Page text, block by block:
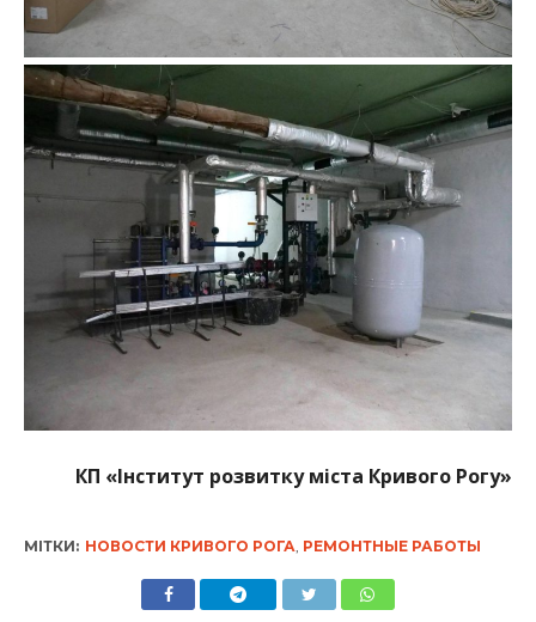
КП «Інститут розвитку міста Кривого Рогу»
МІТКИ: НОВОСТИ КРИВОГО РОГА, РЕМОНТНЫЕ РАБОТЫ